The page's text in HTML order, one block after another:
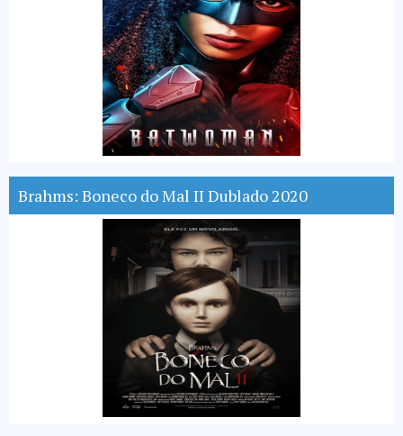
Brahms: Boneco do Mal II Dublado 2020